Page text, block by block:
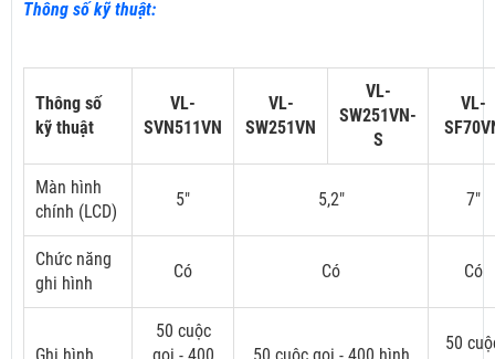
Thông số kỹ thuật:
Thông số
kỹ thuật
VL-
SVN511VN
VL-
SW251VN
VL-
SW251VN-
S
VL-
Màn hình
chính (LCD)
5" 5,2" 7"
Chức năng
ghi hình
Có Có Có
50 cuộc
50